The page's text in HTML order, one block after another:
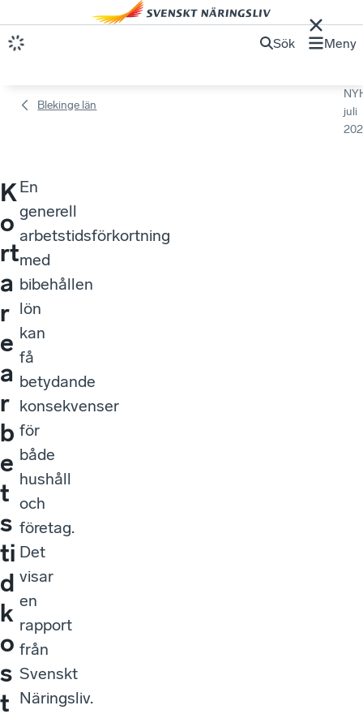
Sök Meny
Blekinge län
juli
K
o
rt
a
r
e
a
r
b
e
t
s
ti
d
k
o
s
t
En
generell
arbetstidsförkortning
med
bibehållen
lön
kan
få
betydande
konsekvenser
för
både
hushåll
och
företag.
Det
visar
en
rapport
från
Svenskt
Näringsliv.